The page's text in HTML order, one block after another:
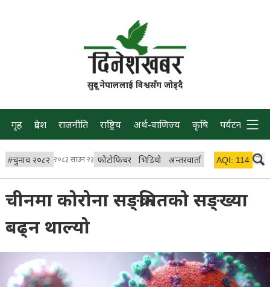
सुदूर नेपाललाई विश्वसँग जोड्दै
गृह प्रदेश राजनीति राष्ट्रिय अर्थ-वाणिज्य कृषि पर्यटन प्रवास
#चुनाव २०८२ २०८३ साउन २३ फोटोफिचर भिडियो अन्तरवार्ता विचार/ब्लग
AQI: 114
चीनमा कोरोना सङ्क्रमितको सङ्ख्या
बढ्न थाल्यो